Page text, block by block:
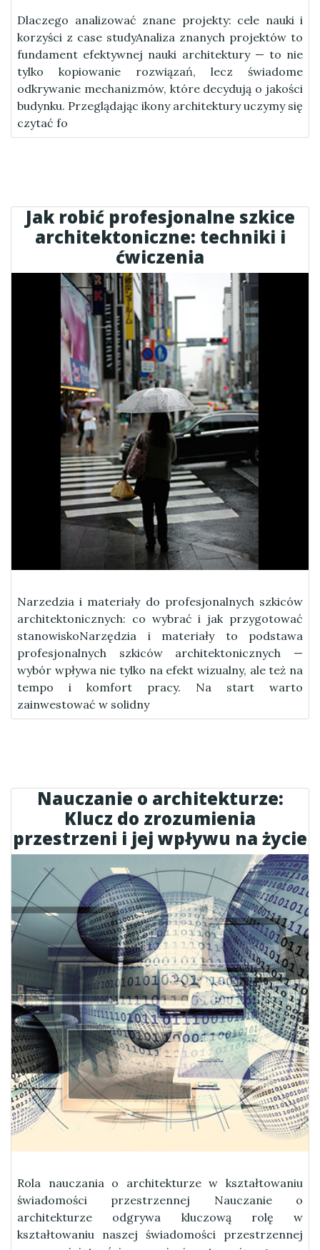
Dlaczego analizować znane projekty: cele nauki i
korzyści z case studyAnaliza znanych projektów to
fundament efektywnej nauki architektury — to nie
tylko kopiowanie rozwiązań, lecz świadome
odkrywanie mechanizmów, które decydują o jakości
budynku. Przeglądając ikony architektury uczymy się
czytać fo
Jak robić profesjonalne szkice
architektoniczne: techniki i
ćwiczenia
Narzedzia i materiały do profesjonalnych szkiców
architektonicznych: co wybrać i jak przygotować
stanowiskoNarzędzia i materiały to podstawa
profesjonalnych szkiców architektonicznych —
wybór wpływa nie tylko na efekt wizualny, ale też na
tempo i komfort pracy. Na start warto
zainwestować w solidny
Nauczanie o architekturze:
Klucz do zrozumienia
przestrzeni i jej wpływu na życie
Rola nauczania o architekturze w kształtowaniu
świadomości przestrzennej Nauczanie o
architekturze odgrywa kluczową rolę w
kształtowaniu naszej świadomości przestrzennej